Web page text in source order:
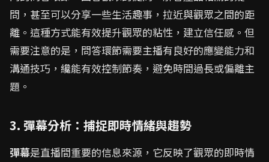
問，甚至可以分享一些生活趣事，拉近與觀眾之間的距
離。這種方式能有效提升觀眾的粘性，建立信任感。但
需要注意的是，問答環節需要主播有良好的應變能力和
溝通技巧，纔能有效控制節奏，避免時間過長或偏離主
題。
3. 彈幕分析：捕捉即時情緒與趨勢
彈幕是直播間重要的信息來源，它反映了觀眾的即時情